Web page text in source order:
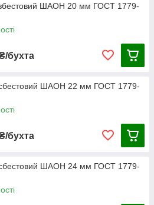
ШАОН 20 мм ГОСТ 1779-
бухта
ШАОН 22 мм ГОСТ 1779-
бухта
ШАОН 24 мм ГОСТ 1779-